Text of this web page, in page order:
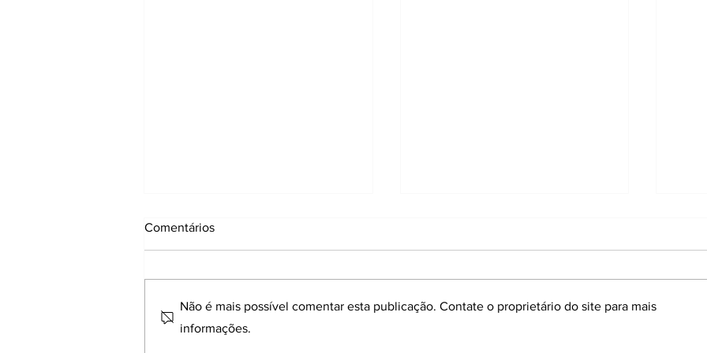
Comentários
Não é mais possível comentar esta publicação. Contate o proprietário do site para mais
informações.